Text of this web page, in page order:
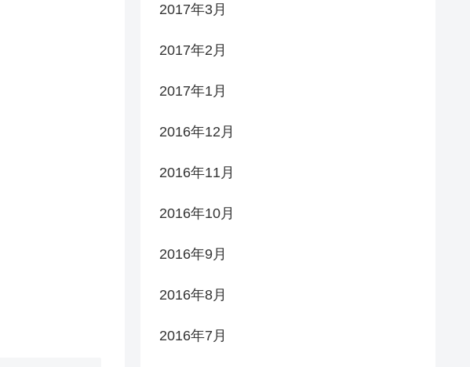
2017年3月
2017年2月
2017年1月
2016年12月
2016年11月
2016年10月
2016年9月
2016年8月
2016年7月